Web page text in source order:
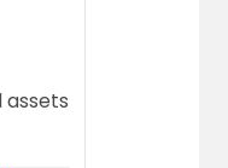
assets